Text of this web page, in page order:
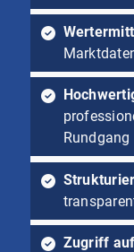
Rundgang
Zugriff